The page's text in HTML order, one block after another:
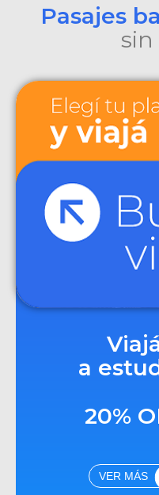
Pasajes
sin
a
20%
VER MÁS